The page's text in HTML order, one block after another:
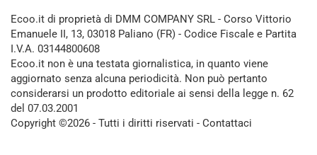
Ecoo.it di proprietà di DMM COMPANY SRL - Corso Vittorio
Emanuele II, 13, 03018 Paliano (FR) - Codice Fiscale e Partita
I.V.A. 03144800608
Ecoo.it non è una testata giornalistica, in quanto viene
aggiornato senza alcuna periodicità. Non può pertanto
considerarsi un prodotto editoriale ai sensi della legge n. 62
del 07.03.2001
Copyright ©2026 - Tutti i diritti riservati - Contattaci